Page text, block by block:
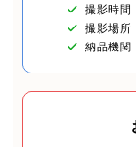
撮影時
撮影場
納品機